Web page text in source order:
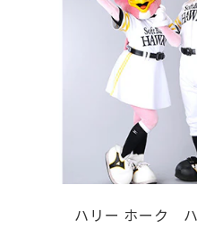
ハリー ホーク